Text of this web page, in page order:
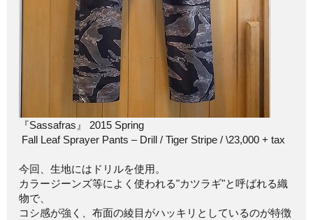
『Sassafras』 2015 Spring
Fall Leaf Sprayer Pants – Drill / Tiger Stripe / \23,000 + tax
今回、生地にはドリルを使用。
カラージーンズ等によく使われる"カツラギ"と呼ばれる織
物で、
コシ感が強く、布面の綾目がハッキリとしているのが特徴